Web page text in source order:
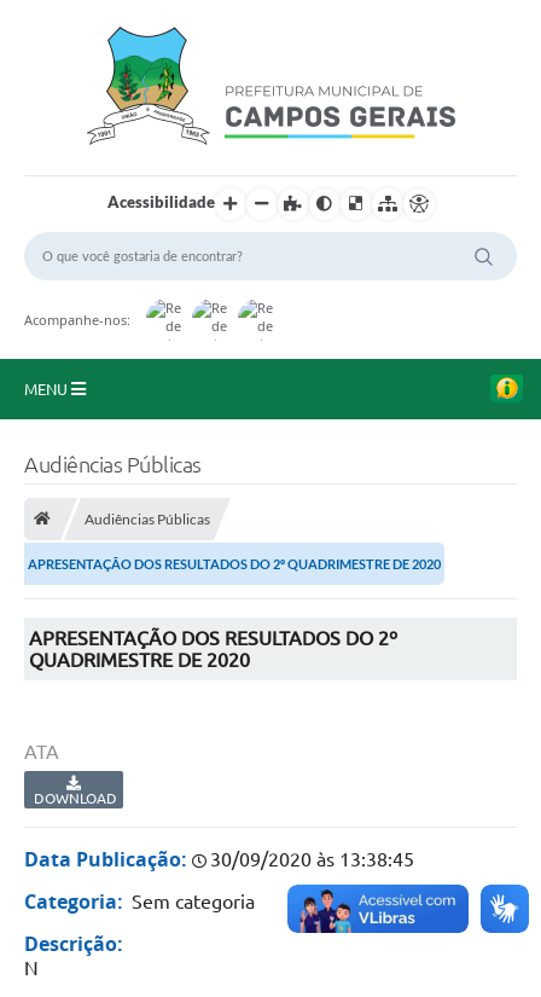
Acessibilidade
Acompanhe-nos:
MENU
Portal da Transparência
Secretarias
Audiências Públicas
Audiências Públicas
APRESENTAÇÃO DOS RESULTADOS DO 2º QUADRIMESTRE DE 2020
APRESENTAÇÃO DOS RESULTADOS DO 2º
QUADRIMESTRE DE 2020
ATA
DOWNLOAD
Data Publicação: 30/09/2020 às 13:38:45
Categoria: Sem categoria
Descrição:
N